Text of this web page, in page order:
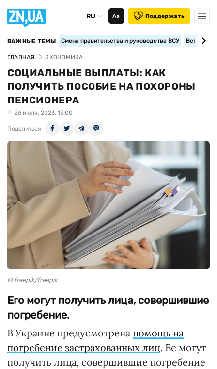
RU Аа Поддержать
ВАЖНЫЕ ТЕМЫ Смена правительства и руководства ВСУ
ГЛАВНАЯ ЭКОНОМИКА
СОЦИАЛЬНЫЕ ВЫПЛАТЫ: КАК
ПОЛУЧИТЬ ПОСОБИЕ НА ПОХОРОНЫ
ПЕНСИОНЕРА
26 июля, 2023, 13:00
Поделиться
© freepik/freepik
Его могут получить лица, совершившие
погребение.
В Украине предусмотрена помощь на
погребение застрахованных лиц. Ее могут
получить лица, совершившие погребение